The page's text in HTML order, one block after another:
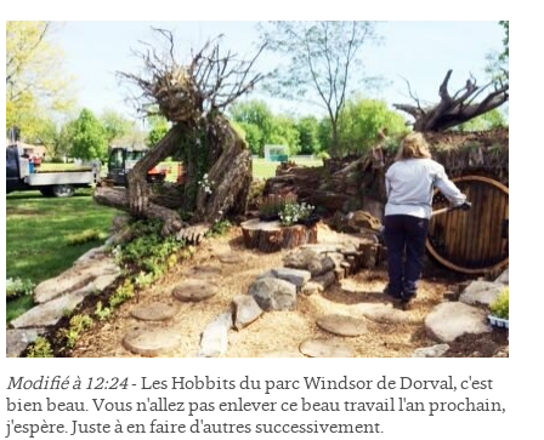
Modifié à 12:24- Les Hobbits du parc Windsor de Dorval, c'est
bien beau. Vous n'allez pas enlever ce beau travail l'an prochain,
j'espère. Juste à en faire d'autres successivement.